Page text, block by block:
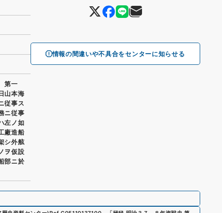
情報の間違いや不具合をセンターに知らせる
第一
山本海
従事ス
ニ従事
左ノ如
廠造船
シ外舷
ヲ仮設
部ニ於